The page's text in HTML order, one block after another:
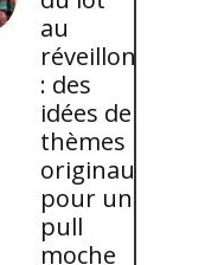
au
réveillon
: des
idées de
thèmes
originaux
pour un
pull
moche